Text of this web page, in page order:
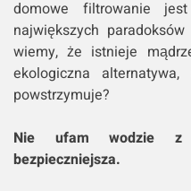
domowe filtrowanie
największych
wiemy, że istnieje
ekologiczna
powstrzymuje?
Nie ufam wodzie z
bezpieczniejsza.